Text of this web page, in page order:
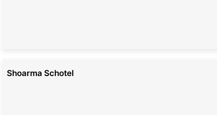
Shoarma Schotel